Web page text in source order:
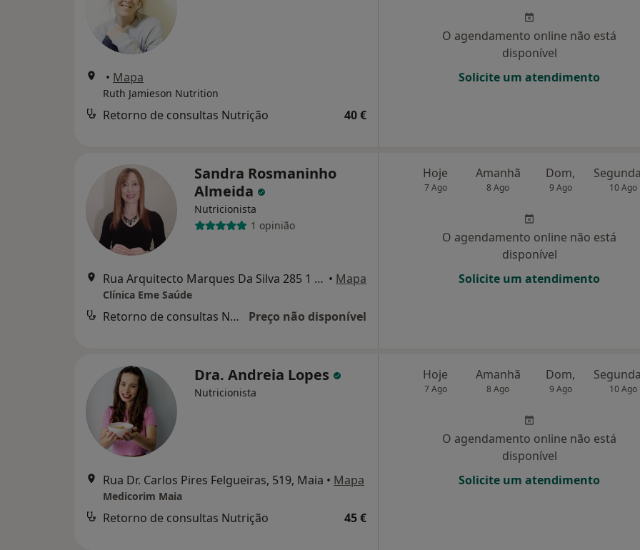
• Mapa
Ruth Jamieson Nutrition
Retorno de consultas Nutrição 40 €
O agendamento online não está
disponível
Solicite um atendimento
Sandra Rosmaninho
Almeida
Nutricionista
1 opinião
Rua Arquitecto Marques Da Silva 285 1 Andar, Porto • Mapa
Clínica Eme Saúde
Retorno de consultas Nutrição Preço não disponível
Hoje
7 Ago
Amanhã
8 Ago
Dom,
9 Ago 10 Ago
O agendamento online não está
disponível
Solicite um atendimento
Dra. Andreia Lopes
Nutricionista
Rua Dr. Carlos Pires Felgueiras, 519, Maia • Mapa
Medicorim Maia
Retorno de consultas Nutrição 45 €
Hoje
7 Ago
Amanhã
8 Ago
Dom,
9 Ago 10 Ago
O agendamento online não está
disponível
Solicite um atendimento